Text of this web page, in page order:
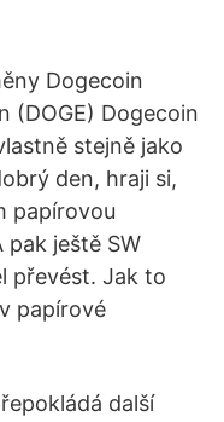
Dogecoin
(DOGE) Dogecoin
stejně jako
den, hraji si,
papírovou
pak ještě SW
převést. Jak to
papírové
další